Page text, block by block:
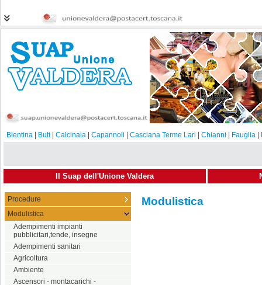
Bientina Buti Calcinaia Capannoli Casciana Terme Lari Chianni Fauglia
Il Suap dell'Unione Valdera
Procedure
Modulistica
Adempimenti impianti
pubblicitari,tende, insegne
Adempimenti sanitari
Agricoltura
Ambiente
Ascensori - montacarichi -
Modulistica